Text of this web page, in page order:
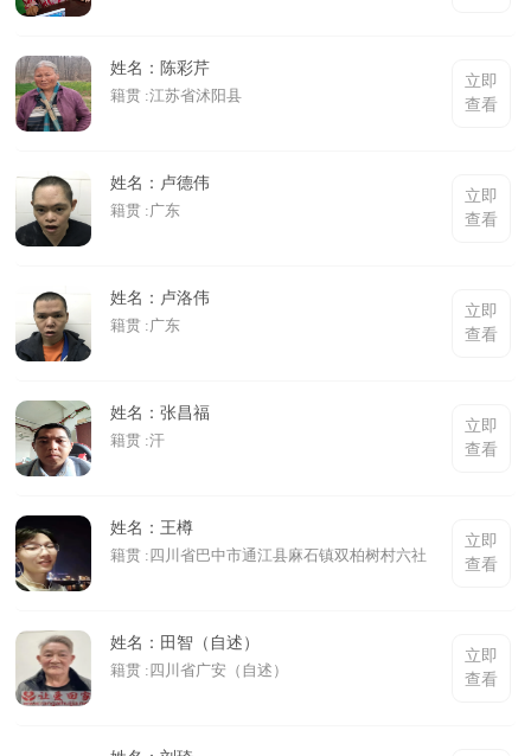
姓名：陈彩芹
籍贯 :江苏省沭阳县
立即
查看
姓名：卢德伟
籍贯 :广东
立即
查看
姓名：卢洛伟
籍贯 :广东
立即
查看
姓名：张昌福
籍贯 :汗
立即
查看
姓名：王樽
籍贯 :四川省巴中市通江县麻石镇双柏树村六社
立即
查看
姓名：田智（自述）
籍贯 :四川省广安（自述）
立即
查看